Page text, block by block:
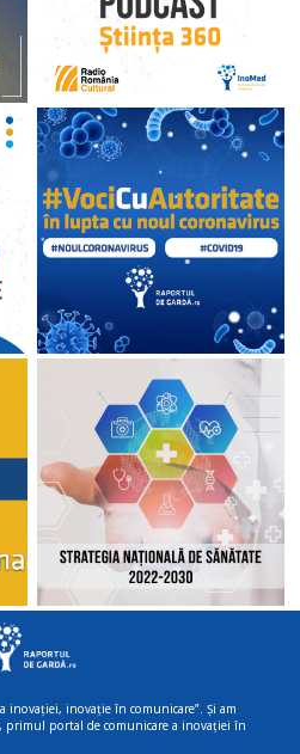
inovației, inovație în comunicare”. Și am
, primul portal de comunicare a inovației în